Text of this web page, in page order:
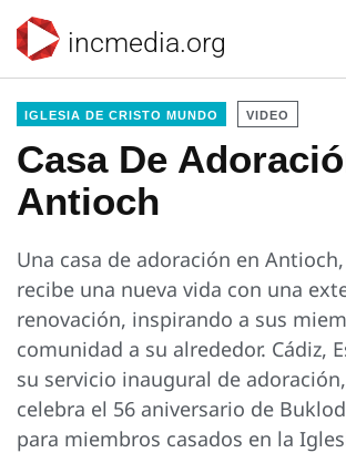
incmedia.org
IGLESIA DE CRISTO MUNDO VIDEO
Casa De
Antioch
Una casa de adoración en
recibe una nueva vida con una
renovación, inspirando a sus
comunidad a su alrededor. Cádiz,
su servicio inaugural de
celebra el 56 aniversario de
para miembros casados en la